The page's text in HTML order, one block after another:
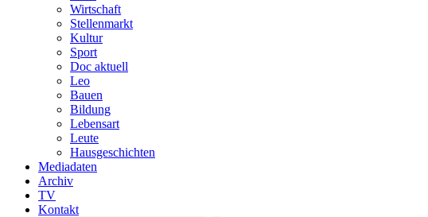
Wirtschaft
Stellenmarkt
Kultur
Sport
Doc aktuell
Leo
Bauen
Bildung
Lebensart
Leute
Hausgeschichten
Mediadaten
Archiv
TV
Kontakt